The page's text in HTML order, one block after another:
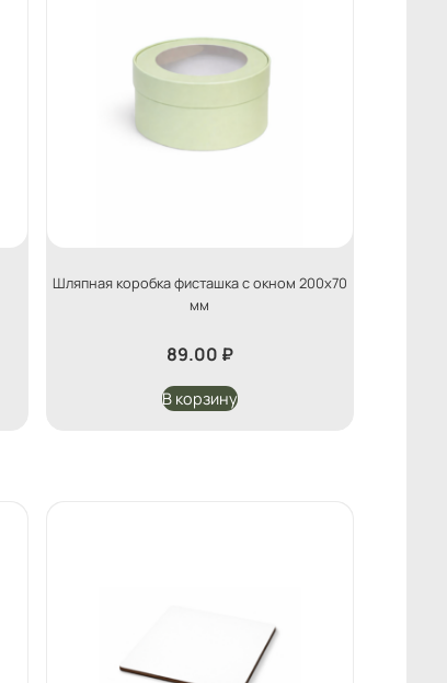
Шляпная коробка фисташка с окном 200х70
мм
89.00 ₽
В корзину